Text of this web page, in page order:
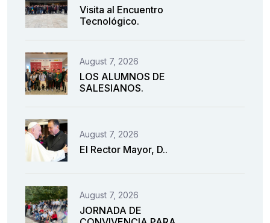
Visita al Encuentro
Tecnológico.
August 7, 2026
LOS ALUMNOS DE
SALESIANOS.
August 7, 2026
El Rector Mayor, D..
August 7, 2026
JORNADA DE